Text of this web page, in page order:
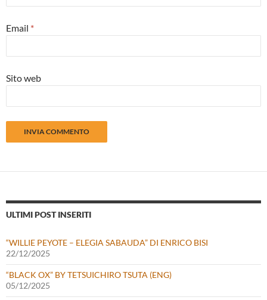
Email *
Sito web
ULTIMI POST INSERITI
“WILLIE PEYOTE – ELEGIA SABAUDA” DI ENRICO BISI
22/12/2025
“BLACK OX” BY TETSUICHIRO TSUTA (ENG)
05/12/2025